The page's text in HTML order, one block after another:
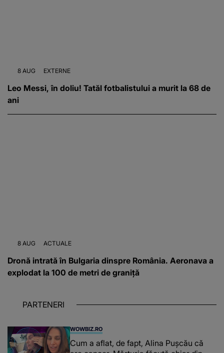
8 AUG EXTERNE
Leo Messi, în doliu! Tatăl fotbalistului a murit la 68 de
ani
8 AUG ACTUALE
Dronă intrată în Bulgaria dinspre România. Aeronava a
explodat la 100 de metri de graniță
PARTENERI
WOWBIZ.RO
Cum a aflat, de fapt, Alina Pușcău că